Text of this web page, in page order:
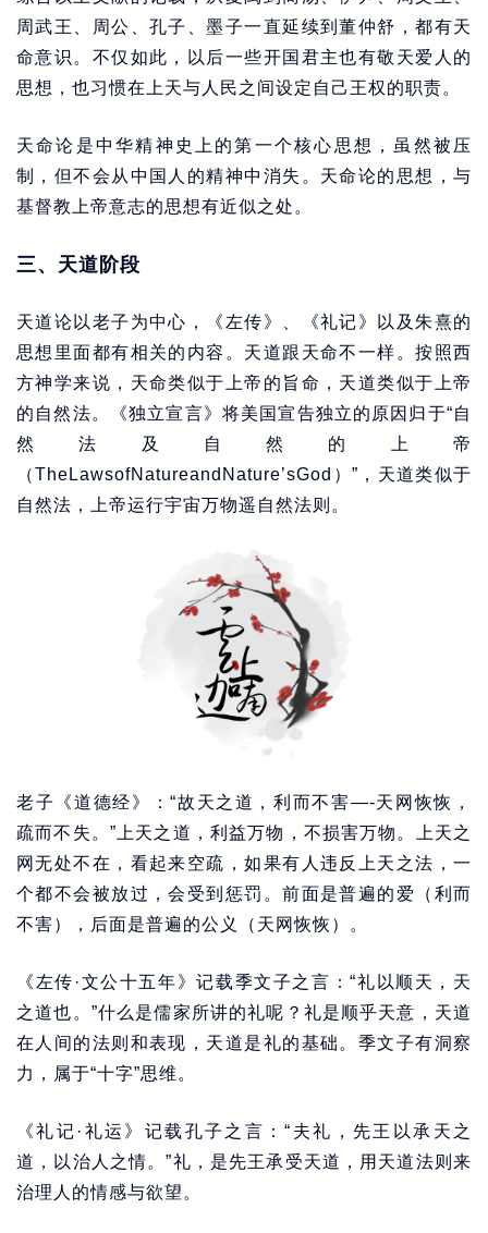
周武王、周公、孔子、墨子一直延续到董仲舒，都有天
命意识。不仅如此，以后一些开国君主也有敬天爱人的
思想，也习惯在上天与人民之间设定自己王权的职责。
天命论是中华精神史上的第一个核心思想，虽然被压
制，但不会从中国人的精神中消失。天命论的思想，与
基督教上帝意志的思想有近似之处。
三、天道阶段
天道论以老子为中心，《左传》、《礼记》以及朱熹的
思想里面都有相关的内容。天道跟天命不一样。按照西
方神学来说，天命类似于上帝的旨命，天道类似于上帝
的自然法。《独立宣言》将美国宣告独立的原因归于“自
然法及自然的上帝
（TheLawsofNatureandNature’sGod）”，天道类似于
自然法，上帝运行宇宙万物遥自然法则。
老子《道德经》：“故天之道，利而不害—-天网恢恢，
疏而不失。”上天之道，利益万物，不损害万物。上天之
网无处不在，看起来空疏，如果有人违反上天之法，一
个都不会被放过，会受到惩罚。前面是普遍的爱（利而
不害），后面是普遍的公义（天网恢恢）。
《左传·文公十五年》记载季文子之言：“礼以顺天，天
之道也。”什么是儒家所讲的礼呢？礼是顺乎天意，天道
在人间的法则和表现，天道是礼的基础。季文子有洞察
力，属于“十字”思维。
《礼记·礼运》记载孔子之言：“夫礼，先王以承天之
道，以治人之情。”礼，是先王承受天道，用天道法则来
治理人的情感与欲望。